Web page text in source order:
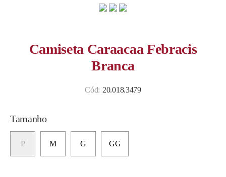
Camiseta Caraacaa Febracis
Branca
Cód: 20.018.3479
Tamanho
P M G GG